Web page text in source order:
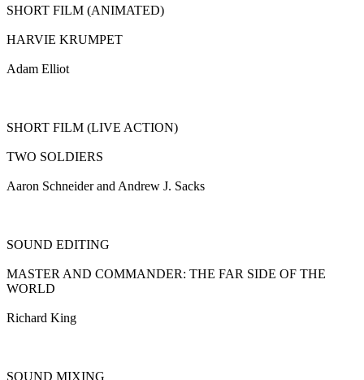
SHORT FILM (ANIMATED)
HARVIE KRUMPET
Adam Elliot
SHORT FILM (LIVE ACTION)
TWO SOLDIERS
Aaron Schneider and Andrew J. Sacks
SOUND EDITING
MASTER AND COMMANDER: THE FAR SIDE OF THE
WORLD
Richard King
SOUND MIXING